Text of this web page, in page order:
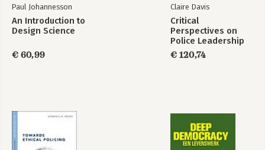
Paul Johannesson
An Introduction to
Design Science
€ 60,99
Claire Davis
Critical
Perspectives on
Police Leadership
€ 120,74